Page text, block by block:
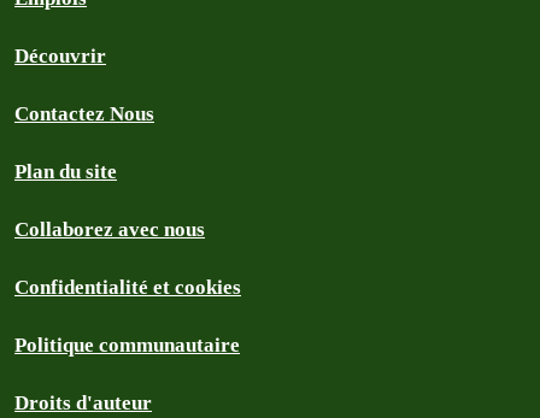
Découvrir
Contactez Nous
Plan du site
Collaborez avec nous
Confidentialité et cookies
Politique communautaire
Droits d'auteur